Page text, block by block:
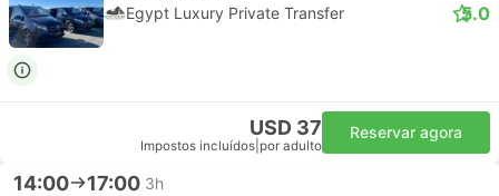
Egypt Luxury Private Transfer 5.0
USD 37
Impostos incluídos por adulto
Reservar agora
14:00 17:00 3h